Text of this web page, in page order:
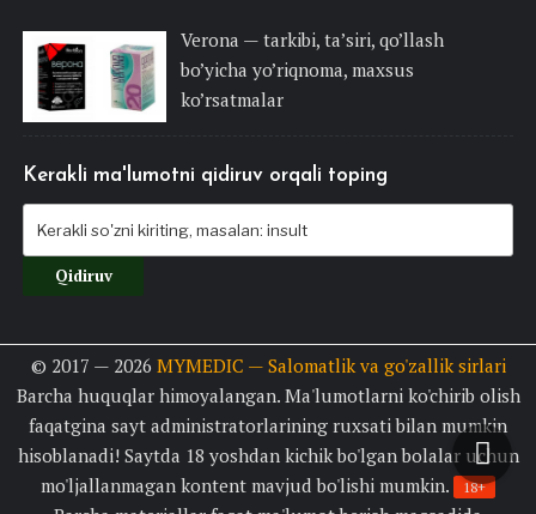
Verona — tarkibi, ta’siri, qo’llash
bo’yicha yo’riqnoma, maxsus
ko’rsatmalar
Kerakli ma'lumotni qidiruv orqali toping
© 2017 — 2026 MYMEDIC — Salomatlik va go'zallik sirlari
Barcha huquqlar himoyalangan. Ma'lumotlarni ko'chirib olish
faqatgina sayt administratorlarining ruxsati bilan mumkin
hisoblanadi! Saytda 18 yoshdan kichik bo'lgan bolalar uchun
mo'ljallanmagan kontent mavjud bo'lishi mumkin.
18+